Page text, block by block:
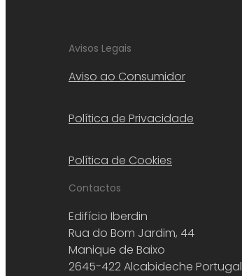
Avisos Legais
Aviso ao Consumidor
Política de Privacidade
Política de Cookies
Contactos
Edifício Iberdin
Rua do Bom Jardim, 44
Manique de Baixo
2645-422 Alcabideche Portugal